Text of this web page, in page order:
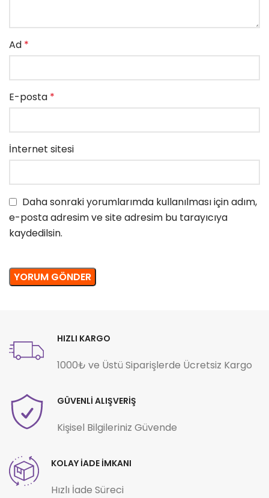
Ad *
E-posta *
İnternet sitesi
Daha sonraki yorumlarımda kullanılması için adım,
e-posta adresim ve site adresim bu tarayıcıya
kaydedilsin.
HIZLI KARGO
1000₺ ve Üstü Siparişlerde Ücretsiz Kargo
GÜVENLİ ALIŞVERİŞ
Kişisel Bilgileriniz Güvende
KOLAY İADE İMKANI
Hızlı İade Süreci